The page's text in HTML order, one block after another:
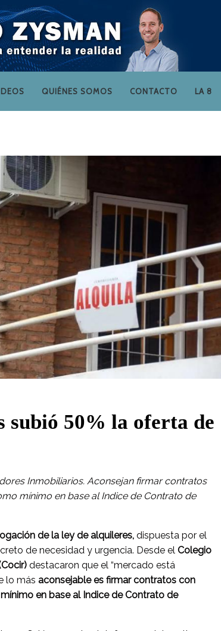
QUIÉNES SOMOS CONTACTO LA 8
subió 50% la oferta de
Inmobiliarios. Aconsejan firmar contratos
mínimo en base al Indice de Contrato de
de la ley de alquileres, dispuesta por el
de necesidad y urgencia. Desde el Colegio
destacaron que el “mercado está
lo más aconsejable es firmar contratos con
en base al Indice de Contrato de